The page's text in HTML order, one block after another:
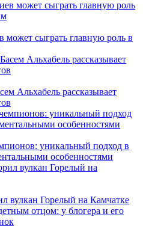
сыграть главную роль в
Альхабель рассказывает
уникальный подход в
особенностями
вулкан Горелый на Камчатке